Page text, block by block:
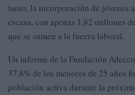
tanto, la incorporación de jóvenes
escasa, con apenas 1,82 millones
que se sumen a la fuerza laboral.
Un informe de la Fundación
37,8% de los menores de 25 años
población activa durante la